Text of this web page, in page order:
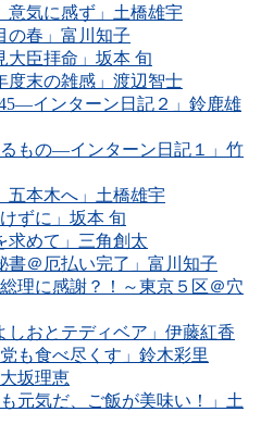
意気に感ず」土橋雄宇
の春」富川知子
大臣拝命」坂本 旬
度末の雑感」渡辺智士
インターン日記２」鈴鹿雄
るもの―インターン日記１」竹
五本木へ」土橋雄宇
ずに」坂本 旬
求めて」三角創太
書＠厄払い完了」富川知子
理に感謝？！～東京５区＠穴
しおとテディベア」伊藤紅香
も食べ尽くす」鈴木彩里
坂理恵
元気だ、ご飯が美味い！」土